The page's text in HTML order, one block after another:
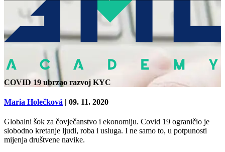
COVID 19 ubrzao razvoj KYC
Maria Holečková | 09. 11. 2020
Globalni šok za čovječanstvo i ekonomiju. Covid 19 ograničio je
slobodno kretanje ljudi, roba i usluga. I ne samo to, u potpunosti
mijenja društvene navike.